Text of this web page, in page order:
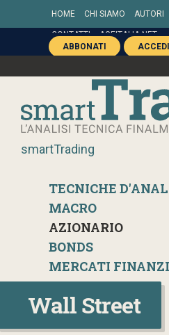
HOME CHI SIAMO AUTORI
CONTATTI
AGEITALIA.NET
ABBONATI
ACCEDI
smartTrading
TECNICHE
MACRO
AZIONARIO
BONDS
MERCATI
Wall Street